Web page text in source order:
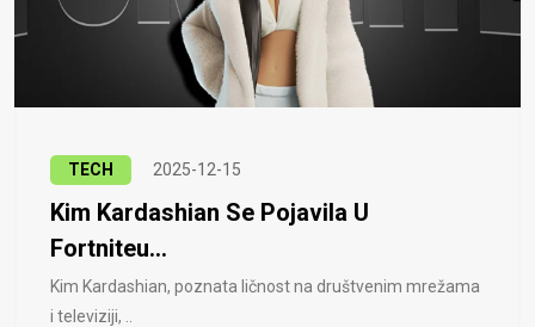
TECH 2025-12-15
Kim Kardashian Se Pojavila U
Fortniteu...
Kim Kardashian, poznata ličnost na društvenim mrežama
i televiziji, ..